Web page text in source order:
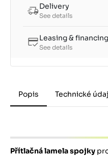
Delivery
See details
Leasing &
See details
Popis Technické
Přítlačná lamela spojky